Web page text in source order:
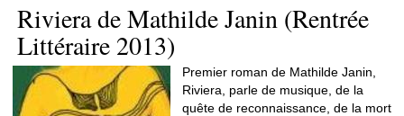
Riviera de Mathilde Janin (Rentrée
Littéraire 2013)
Premier roman de Mathilde Janin,
Riviera, parle de musique, de la
quête de reconnaissance, de la mort